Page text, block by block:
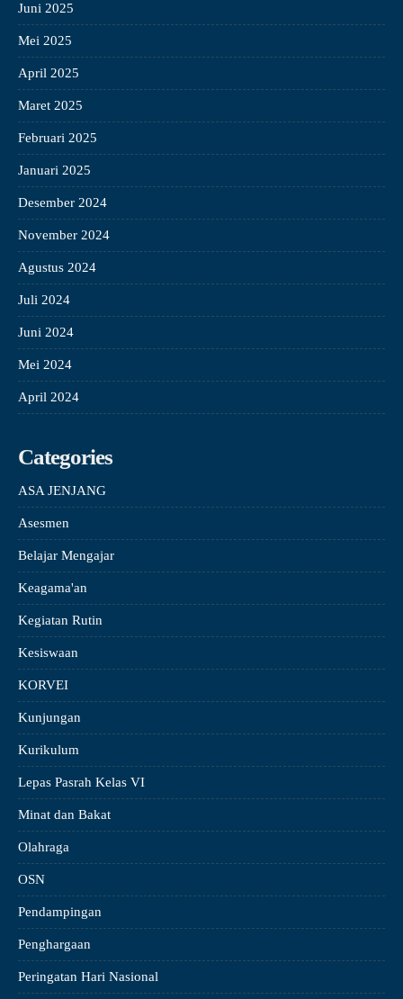
Juni 2025
Mei 2025
April 2025
Maret 2025
Februari 2025
Januari 2025
Desember 2024
November 2024
Agustus 2024
Juli 2024
Juni 2024
Mei 2024
April 2024
Categories
ASA JENJANG
Asesmen
Belajar Mengajar
Keagama'an
Kegiatan Rutin
Kesiswaan
KORVEI
Kunjungan
Kurikulum
Lepas Pasrah Kelas VI
Minat dan Bakat
Olahraga
OSN
Pendampingan
Penghargaan
Peringatan Hari Nasional